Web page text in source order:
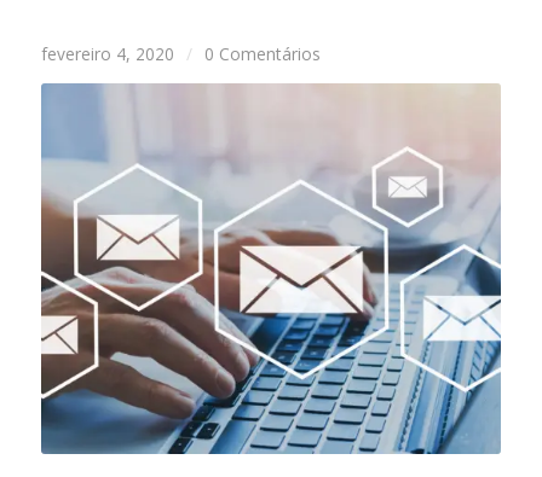
fevereiro 4, 2020 / 0 Comentários